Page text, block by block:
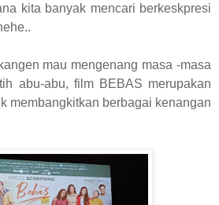
kita banyak mencari berkeskpresi
mau mengenang masa -masa
abu-abu, film BEBAS merupakan
membangkitkan berbagai kenangan